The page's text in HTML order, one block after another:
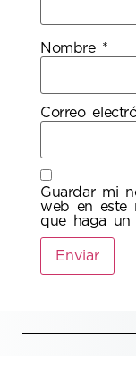
Nombre *
Correo
Guardar mi
web en este
que haga un